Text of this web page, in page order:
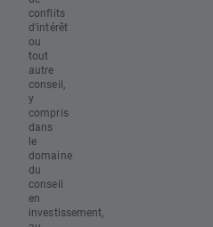
conflits
d'intérêt
ou
tout
autre
conseil,
y
compris
dans
le
domaine
du
conseil
en
investissement,